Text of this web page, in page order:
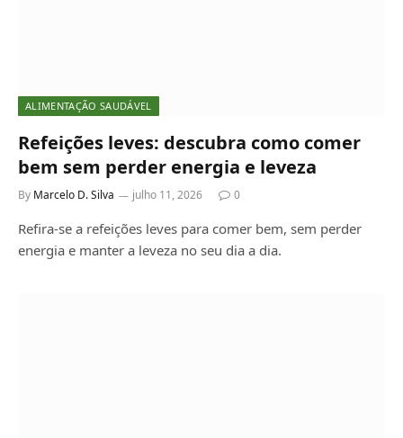
ALIMENTAÇÃO SAUDÁVEL
Refeições leves: descubra como comer
bem sem perder energia e leveza
By Marcelo D. Silva julho 11, 2026 0
Refira-se a refeições leves para comer bem, sem perder
energia e manter a leveza no seu dia a dia.